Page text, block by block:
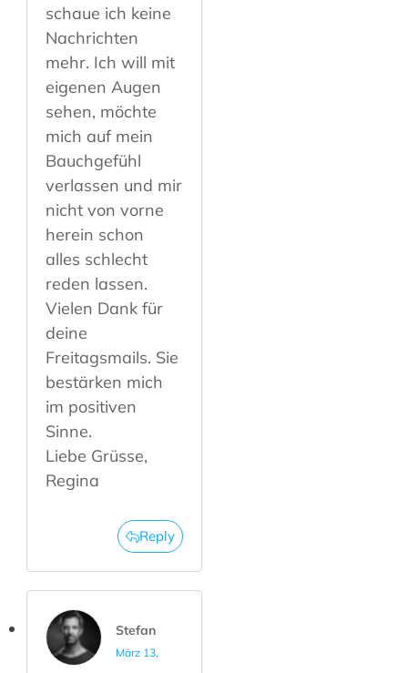
schaue ich keine
Nachrichten
mehr. Ich will mit
eigenen Augen
sehen, möchte
mich auf mein
Bauchgefühl
verlassen und mir
nicht von vorne
herein schon
alles schlecht
reden lassen.
Vielen Dank für
deine
Freitagsmails. Sie
bestärken mich
im positiven
Sinne.
Liebe Grüsse,
Regina
Reply
Stefan
März 13,